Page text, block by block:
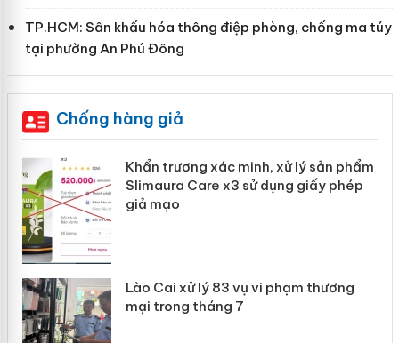
TP.HCM: Sân khấu hóa thông điệp phòng, chống ma túy
tại phường An Phú Đông
Chống hàng giả
Khẩn trương xác minh, xử lý sản phẩm
Slimaura Care x3 sử dụng giấy phép
giả mạo
Lào Cai xử lý 83 vụ vi phạm thương
mại trong tháng 7